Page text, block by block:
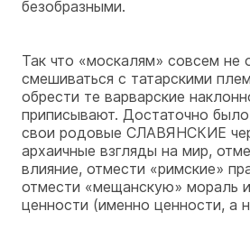
безобразными.
Так что «москалям» совсем не
смешиваться с татарскими
обрести те варварские
приписывают. Достаточно
свои родовые СЛАВЯНСКИЕ
архаичные взгляды на мир,
влияние, отмести «римские»
отмести «мещанскую» мораль
ценности (именно ценности, а